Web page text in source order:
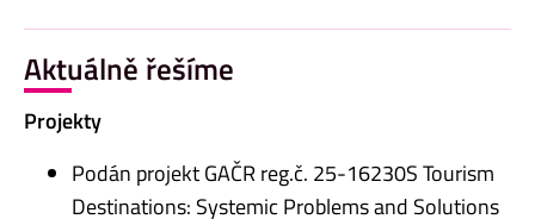
Aktuálně řešíme
Projekty
Podán projekt GAČR reg.č. 25-16230S Tourism
Destinations: Systemic Problems and Solutions